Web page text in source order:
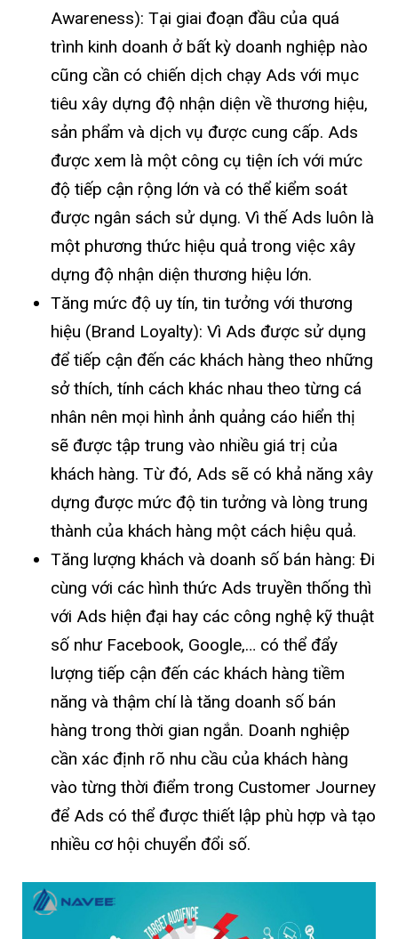
Awareness): Tại giai đoạn đầu của quá
trình kinh doanh ở bất kỳ doanh nghiệp nào
cũng cần có chiến dịch chạy Ads với mục
tiêu xây dựng độ nhận diện về thương hiệu,
sản phẩm và dịch vụ được cung cấp. Ads
được xem là một công cụ tiện ích với mức
độ tiếp cận rộng lớn và có thể kiểm soát
được ngân sách sử dụng. Vì thế Ads luôn là
một phương thức hiệu quả trong việc xây
dựng độ nhận diện thương hiệu lớn.
Tăng mức độ uy tín, tin tưởng với thương
hiệu (Brand Loyalty): Vì Ads được sử dụng
để tiếp cận đến các khách hàng theo những
sở thích, tính cách khác nhau theo từng cá
nhân nên mọi hình ảnh quảng cáo hiển thị
sẽ được tập trung vào nhiều giá trị của
khách hàng. Từ đó, Ads sẽ có khả năng xây
dựng được mức độ tin tưởng và lòng trung
thành của khách hàng một cách hiệu quả.
Tăng lượng khách và doanh số bán hàng: Đi
cùng với các hình thức Ads truyền thống thì
với Ads hiện đại hay các công nghệ kỹ thuật
số như Facebook, Google,… có thể đẩy
lượng tiếp cận đến các khách hàng tiềm
năng và thậm chí là tăng doanh số bán
hàng trong thời gian ngắn. Doanh nghiệp
cần xác định rõ nhu cầu của khách hàng
vào từng thời điểm trong Customer Journey
để Ads có thể được thiết lập phù hợp và tạo
nhiều cơ hội chuyển đổi số.